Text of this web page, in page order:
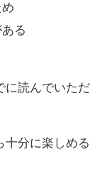
る
に読んでいただ
十分に楽しめる